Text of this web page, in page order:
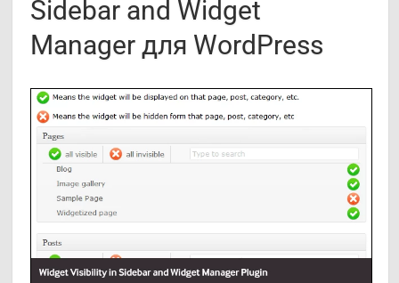
Sidebar and Widget
Manager для WordPress